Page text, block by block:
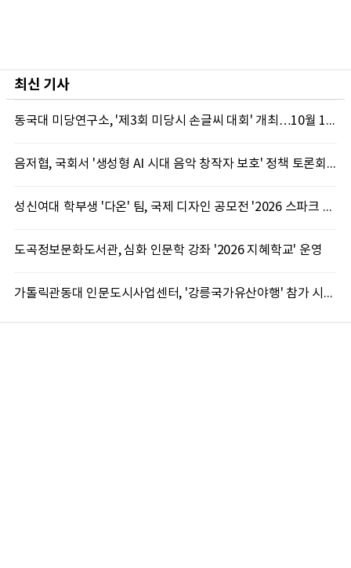
최신 기사
동국대 미당연구소, '제3회 미당시 손글씨 대회' 개최…10월 12일까지 접수
음저협, 국회서 '생성형 AI 시대 음악 창작자 보호' 정책 토론회 10일 개최
성신여대 학부생 '다온' 팀, 국제 디자인 공모전 '2026 스파크 어워드' 동상 수상
도곡정보문화도서관, 심화 인문학 강좌 '2026 지혜학교' 운영
가톨릭관동대 인문도시사업센터, '강릉국가유산야행' 참가 시민 15명 모집